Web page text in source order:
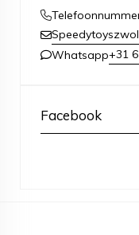
Whatsapp+31
Facebook